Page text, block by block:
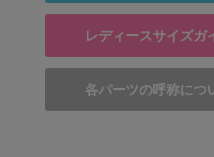
レディースサイズガ
各パーツの呼称につ